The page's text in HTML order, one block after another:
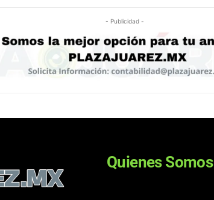
- Publicidad -
Quienes Somos